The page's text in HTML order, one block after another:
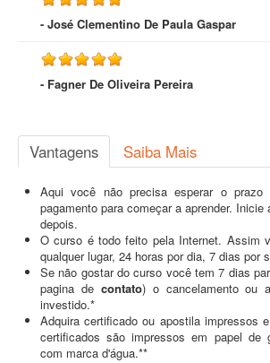
- José Clementino De Paula Gaspar
- Fagner De Oliveira Pereira
Vantagens Saiba Mais
Aqui você não precisa esperar o prazo
pagamento para começar a aprender. Inicie
depois.
O curso é todo feito pela Internet. Assim
qualquer lugar, 24 horas por dia, 7 dias por
Se não gostar do curso você tem 7 dias
pagina de contato) o cancelamento ou
investido.*
Adquira certificado ou apostila impressos
certificados são impressos em papel de
com marca d'água.**